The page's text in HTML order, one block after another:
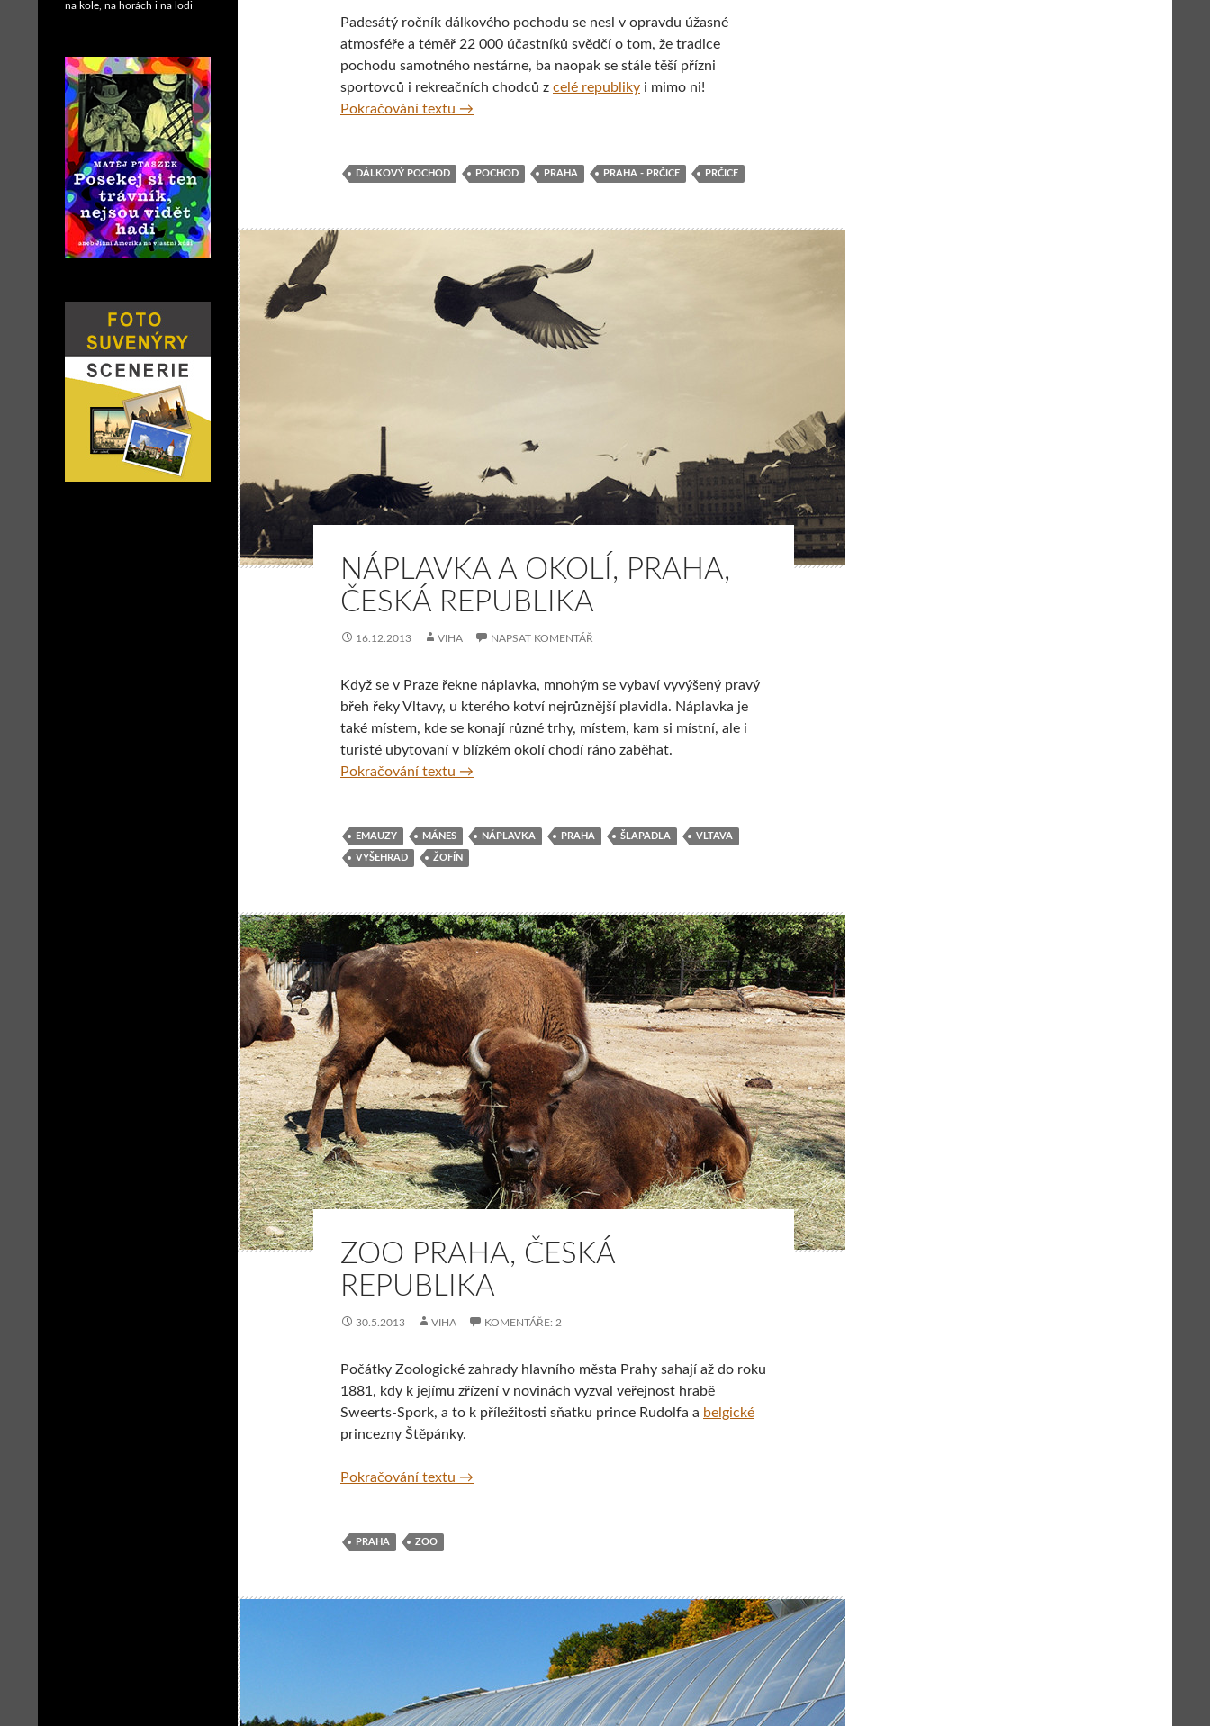
Padesátý ročník dálkového pochodu se nesl v opravdu úžasné
atmosféře a téměř 22 000 účastníků svědčí o tom, že tradice
pochodu samotného nestárne, ba naopak se stále těší přízni
sportovců i rekreačních chodců z celé republiky i mimo ni!
Pokračování textu Prochozené střevíce = pochod Praha-Prčice
→
DÁLKOVÝ POCHOD POCHOD PRAHA PRAHA - PRČICE PRČICE
NÁPLAVKA A OKOLÍ, PRAHA,
ČESKÁ REPUBLIKA
16.12.2013 VIHA NAPSAT KOMENTÁŘ
Když se v Praze řekne náplavka, mnohým se vybaví vyvýšený pravý
břeh řeky Vltavy, u kterého kotví nejrůznější plavidla. Náplavka je
také místem, kde se konají různé trhy, místem, kam si místní, ale i
turisté ubytovaní v blízkém okolí chodí ráno zaběhat.
Pokračování textu Náplavka a okolí, Praha, Česká republika
→
EMAUZY MÁNES NÁPLAVKA PRAHA ŠLAPADLA VLTAVA
VYŠEHRAD ŽOFÍN
ZOO PRAHA, ČESKÁ
REPUBLIKA
30.5.2013 VIHA KOMENTÁŘE: 2
Počátky Zoologické zahrady hlavního města Prahy sahají až do roku
1881, kdy k jejímu zřízení v novinách vyzval veřejnost hrabě
Sweerts-Spork, a to k příležitosti sňatku prince Rudolfa a belgické
princezny Štěpánky.
Pokračování textu Zoo Praha, Česká republika
→
PRAHA ZOO
na kole, na horách i na lodi